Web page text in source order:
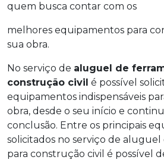
quem busca contar com os
melhores equipamentos para
sua obra.
No serviço de aluguel de
construção civil é possível
equipamentos indispensáveis
obra, desde o seu início e
conclusão. Entre os principais
solicitados no serviço de
para construção civil é possível